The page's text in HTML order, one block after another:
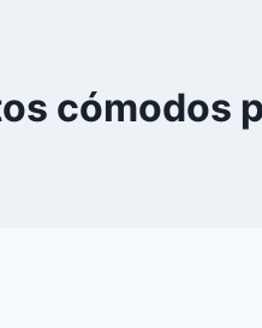
cómodos